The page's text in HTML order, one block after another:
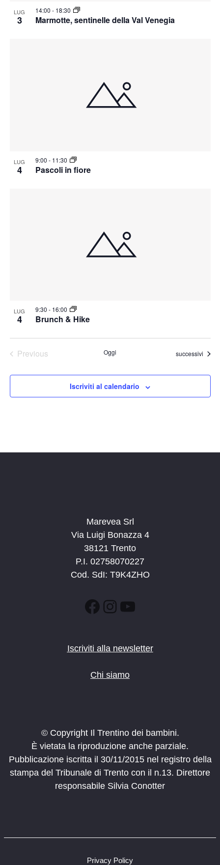
LUG
3 Marmotte, sentinelle della Val Venegia
14:00 - 18:30
LUG
4 Pascoli in fiore
9:00 - 11:30
LUG
4 Brunch & Hike
9:30 - 16:00
Previous
Oggi Eventi
successivi
Iscriviti al calendario
Marevea Srl
Via Luigi Bonazza 4
38121 Trento
P.I. 02758070227
Cod. SdI: T9K4ZHO
Facebook
Instagram
YouTube
Iscriviti alla newsletter
Chi siamo
© Copyright Il Trentino dei bambini.
È vietata la riproduzione anche parziale.
Pubblicazione iscritta il 30/11/2015 nel registro della
stampa del Tribunale di Trento con il n.13. Direttore
responsabile Silvia Conotter
Privacy Policy